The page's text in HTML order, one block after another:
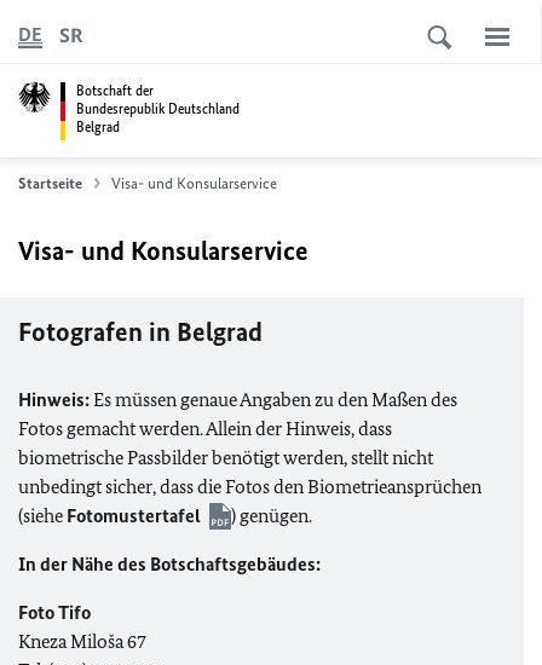
Botschaft der
Bundesrepublik Deutschland
Belgrad
DE SR
Startseite Visa- und Konsularservice
Visa- und Konsularservice
Fotografen in Belgrad
Hinweis:Es müssen genaue Angaben zu den Maßen des
Fotos gemacht werden. Allein der Hinweis, dass
biometrische Passbilder benötigt werden, stellt nicht
unbedingt sicher, dass die Fotos den Biometrieansprüchen
(siehe Fotomustertafel ) genügen.
In der Nähe des Botschaftsgebäudes:
Foto Tifo
Kneza Miloša 67